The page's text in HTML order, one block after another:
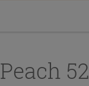
Peach 52